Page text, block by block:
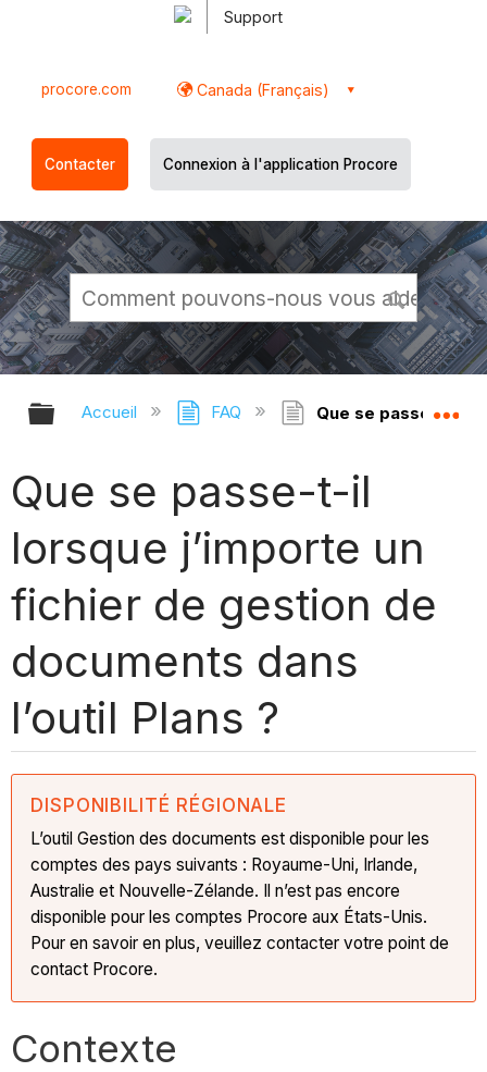
Support
procore.com Canada (Français)
Contacter Connexion à l'application Procore
Développer/réduire la hiérarchie
Accueil FAQ Que se passe-t-il
Que se passe-t-il
lorsque j’importe un
fichier de gestion de
documents dans
l’outil Plans ?
DISPONIBILITÉ RÉGIONALE
L’outil Gestion des documents est disponible pour les
comptes des pays suivants : Royaume-Uni, Irlande,
Australie et Nouvelle-Zélande. Il n’est pas encore
disponible pour les comptes Procore aux États-Unis.
Pour en savoir en plus, veuillez contacter votre point de
contact Procore.
Contexte